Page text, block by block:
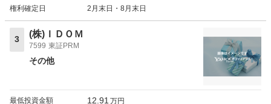
権利確定日 2月末日・8月末日
3
(株)ＩＤＯＭ
7599 東証PRM
その他
最低投資金額 12.91 万円